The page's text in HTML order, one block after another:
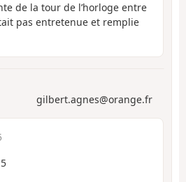
de la tour de l’horloge entre
pas entretenue et remplie
gilbert.agnes@orange.fr
5